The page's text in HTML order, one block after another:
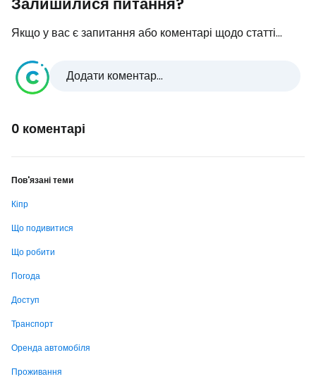
Якщо у вас є запитання або коментарі щодо статті...
Додати коментар...
0 коментарі
Пов'язані теми
Кіпр
Що подивитися
Що робити
Погода
Доступ
Транспорт
Оренда автомобіля
Проживання